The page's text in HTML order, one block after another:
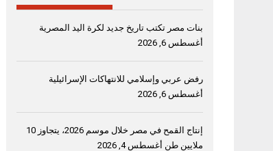
بنات مصر تكتب تاريخ جديد لكرة اليد المصرية
أغسطس 6, 2026
رفض عربي وإسلامي للانتهاكات الإسرائيلية
أغسطس 6, 2026
إنتاج القمح في مصر خلال موسم 2026، يتجاوز 10
ملايين طن أغسطس 4, 2026